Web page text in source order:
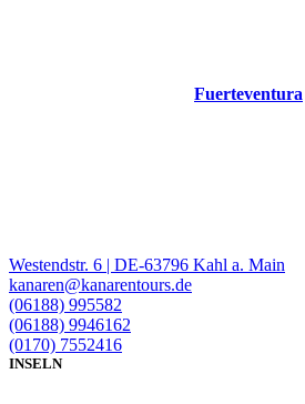
Fuerteventura
Westendstr. 6 | DE-63796 Kahl a. Main
kanaren@kanarentours.de
(06188) 995582
(06188) 9946162
(0170) 7552416
INSELN